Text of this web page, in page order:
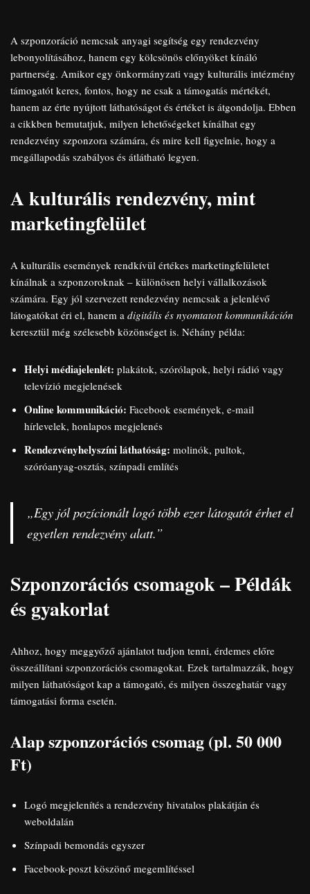
A szponzoráció nemcsak anyagi segítség egy rendezvény
lebonyolításához, hanem egy kölcsönös előnyöket kínáló
partnerség. Amikor egy önkormányzati vagy kulturális intézmény
támogatót keres, fontos, hogy ne csak a támogatás mértékét,
hanem az érte nyújtott láthatóságot és értéket is átgondolja. Ebben
a cikkben bemutatjuk, milyen lehetőségeket kínálhat egy
rendezvény szponzora számára, és mire kell figyelnie, hogy a
megállapodás szabályos és átlátható legyen.
A kulturális rendezvény, mint
marketingfelület
A kulturális események rendkívül értékes marketingfelületet
kínálnak a szponzoroknak – különösen helyi vállalkozások
számára. Egy jól szervezett rendezvény nemcsak a jelenlévő
látogatókat éri el, hanem a digitális és nyomtatott kommunikáción
keresztül még szélesebb közönséget is. Néhány példa:
Helyi médiajelenlét: plakátok, szórólapok, helyi rádió vagy
televízió megjelenések
Online kommunikáció: Facebook események, e-mail
hírlevelek, honlapos megjelenés
Rendezvényhelyszíni láthatóság: molinók, pultok,
szóróanyag-osztás, színpadi említés
„Egy jól pozícionált logó több ezer látogatót érhet el
egyetlen rendezvény alatt.”
Szponzorációs csomagok – Példák
és gyakorlat
Ahhoz, hogy meggyőző ajánlatot tudjon tenni, érdemes előre
összeállítani szponzorációs csomagokat. Ezek tartalmazzák, hogy
milyen láthatóságot kap a támogató, és milyen összeghatár vagy
támogatási forma esetén.
Alap szponzorációs csomag (pl. 50 000
Ft)
Logó megjelenítés a rendezvény hivatalos plakátján és
weboldalán
Színpadi bemondás egyszer
Facebook-poszt köszönő megemlítéssel